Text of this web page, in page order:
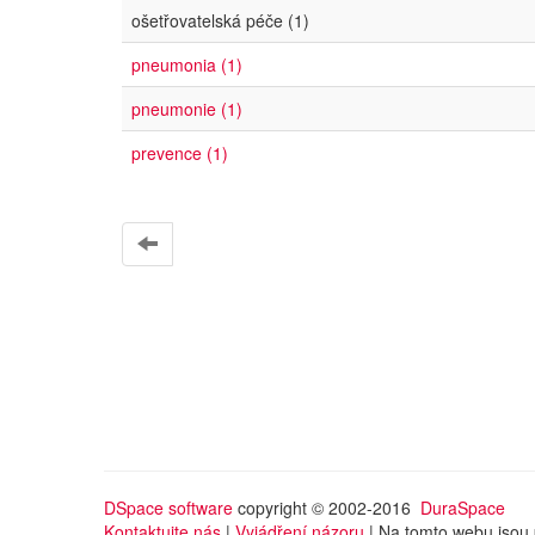
ošetřovatelská péče (1)
pneumonia (1)
pneumonie (1)
prevence (1)
DSpace software copyright © 2002-2016 DuraSpace